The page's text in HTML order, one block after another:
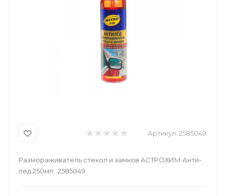
Артикул: 2585049
Размораживатель стекол и замков АСТРОХИМ Анти-
лед 250мл 2585049